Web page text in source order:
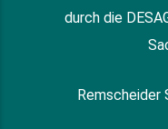
durch die
Remscheider